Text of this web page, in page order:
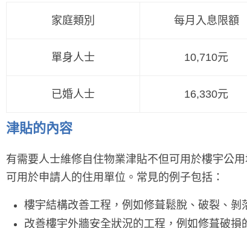
家庭類別 每月入息限額
單身人士 10,710元
已婚人士 16,330元
津貼的內容
有需要人士維修自住物業津貼不但可用於樓宇公
可用於申請人的住用單位。常見的例子包括：
樓宇結構改善工程，例如修葺鬆脫、破裂、剝
改善樓宇外牆安全狀況的工程，例如修葺破損